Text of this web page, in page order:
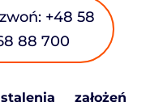
+48 58
88 700
założeń